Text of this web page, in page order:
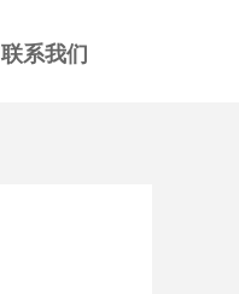
联系我们